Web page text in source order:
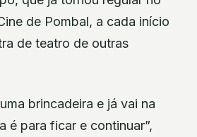
de Pombal, a cada início
de teatro de outras
brincadeira e já vai na
é para ficar e continuar”,